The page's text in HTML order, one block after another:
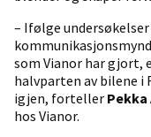
– Ifølge
som Vianor har gjort,
halvparten av bilene
igjen, forteller Pekka
hos Vianor.